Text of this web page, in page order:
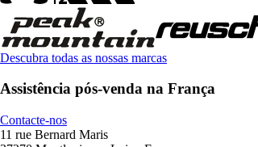
Descubra todas as nossas marcas
Assistência pós-venda na França
Contacte-nos
11 rue Bernard Maris